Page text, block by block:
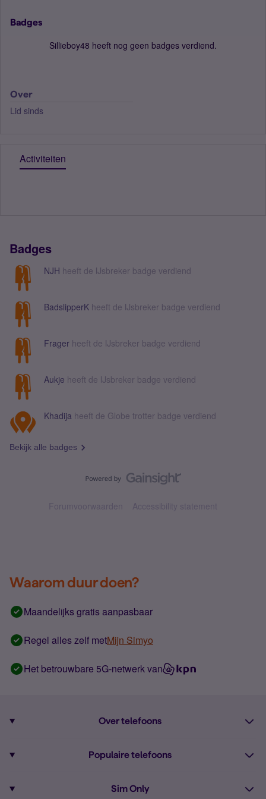
Badges
Sillieboy48 heeft nog geen badges verdiend.
Over
Lid sinds
Activiteiten
Badges
NJH heeft de IJsbreker badge verdiend
BadslipperK heeft de IJsbreker badge verdiend
Frager heeft de IJsbreker badge verdiend
Aukje heeft de IJsbreker badge verdiend
Khadija heeft de Globe trotter badge verdiend
Bekijk alle badges
Forumvoorwaarden Accessibility statement
Waarom duur doen?
Maandelijks gratis aanpasbaar
Regel alles zelf metMijn Simyo
Het betrouwbare 5G-netwerk van
Over telefoons
Alle telefoons
Populaire telefoons
Sim Only